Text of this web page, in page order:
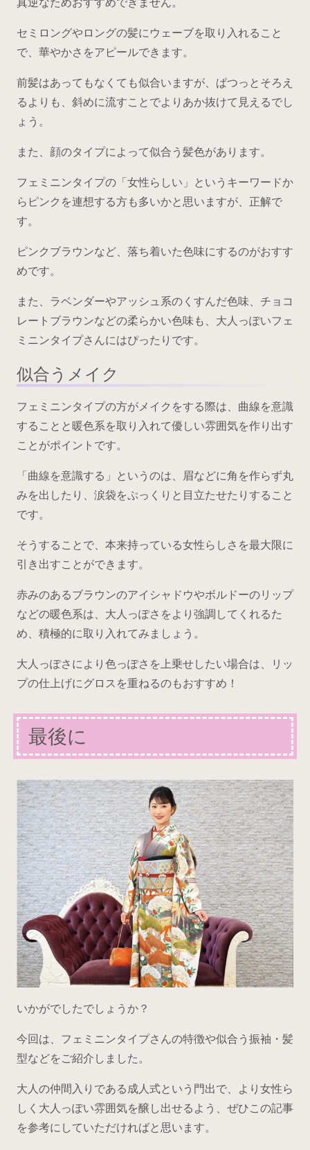
セミロングやロングの髪にウェーブを取り入れること
で、華やかさをアピールできます。
前髪はあってもなくても似合いますが、ぱつっとそろえ
るよりも、斜めに流すことでよりあか抜けて見えるでし
ょう。
また、顔のタイプによって似合う髪色があります。
フェミニンタイプの「女性らしい」というキーワードか
らピンクを連想する方も多いかと思いますが、正解で
す。
ピンクブラウンなど、落ち着いた色味にするのがおすす
めです。
また、ラベンダーやアッシュ系のくすんだ色味、チョコ
レートブラウンなどの柔らかい色味も、大人っぽいフェ
ミニンタイプさんにはぴったりです。
似合うメイク
フェミニンタイプの方がメイクをする際は、曲線を意識
することと暖色系を取り入れて優しい雰囲気を作り出す
ことがポイントです。
「曲線を意識する」というのは、眉などに角を作らず丸
みを出したり、涙袋をぷっくりと目立たせたりすること
です。
そうすることで、本来持っている女性らしさを最大限に
引き出すことができます。
赤みのあるブラウンのアイシャドウやボルドーのリップ
などの暖色系は、大人っぽさをより強調してくれるた
め、積極的に取り入れてみましょう。
大人っぽさにより色っぽさを上乗せしたい場合は、リッ
プの仕上げにグロスを重ねるのもおすすめ！
最後に
いかがでしたでしょうか？
今回は、フェミニンタイプさんの特徴や似合う振袖・髪
型などをご紹介しました。
大人の仲間入りである成人式という門出で、より女性ら
しく大人っぽい雰囲気を醸し出せるよう、ぜひこの記事
を参考にしていただければと思います。